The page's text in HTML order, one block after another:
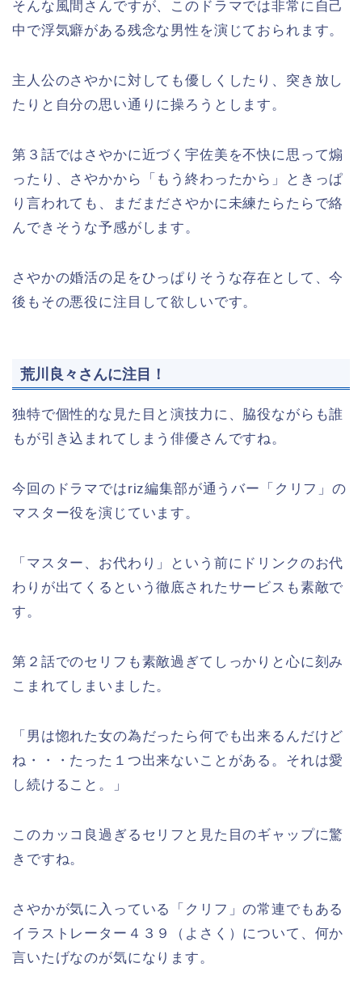
そんな風間さんですが、このドラマでは非常に自己
中で浮気癖がある残念な男性を演じておられます。
主人公のさやかに対しても優しくしたり、突き放し
たりと自分の思い通りに操ろうとします。
第３話ではさやかに近づく宇佐美を不快に思って煽
ったり、さやかから「もう終わったから」ときっぱ
り言われても、まだまださやかに未練たらたらで絡
んできそうな予感がします。
さやかの婚活の足をひっぱりそうな存在として、今
後もその悪役に注目して欲しいです。
荒川良々さんに注目！
独特で個性的な見た目と演技力に、脇役ながらも誰
もが引き込まれてしまう俳優さんですね。
今回のドラマではriz編集部が通うバー「クリフ」の
マスター役を演じています。
「マスター、お代わり」という前にドリンクのお代
わりが出てくるという徹底されたサービスも素敵で
す。
第２話でのセリフも素敵過ぎてしっかりと心に刻み
こまれてしまいました。
「男は惚れた女の為だったら何でも出来るんだけど
ね・・・たった１つ出来ないことがある。それは愛
し続けること。」
このカッコ良過ぎるセリフと見た目のギャップに驚
きですね。
さやかが気に入っている「クリフ」の常連でもある
イラストレーター４３９（よさく）について、何か
言いたげなのが気になります。